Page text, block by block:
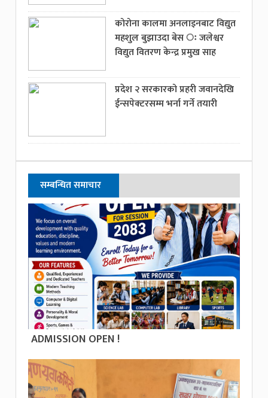
कोरोना कालमा अनलाइनबाट विद्युत
महशुल बुझाउदा बेस ः जलेश्वर
विद्युत वितरण केन्द्र प्रमुख साह
प्रदेश २ सरकारको प्रहरी जवानदेखि
ईन्सपेक्टरसम्म भर्ना गर्ने तयारी
सम्बन्धित समाचार
ADMISSION OPEN !